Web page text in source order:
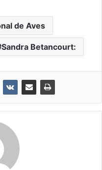
de Aves
Sandra Betancourt: